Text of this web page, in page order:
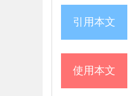
引用本文
使用本文